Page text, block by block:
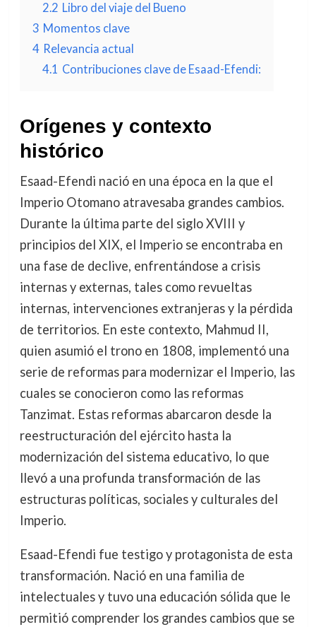
2.2 Libro del viaje del Bueno
3 Momentos clave
4 Relevancia actual
4.1 Contribuciones clave de Esaad-Efendi:
Orígenes y contexto
histórico
Esaad-Efendi nació en una época en la que el
Imperio Otomano atravesaba grandes cambios.
Durante la última parte del siglo XVIII y
principios del XIX, el Imperio se encontraba en
una fase de declive, enfrentándose a crisis
internas y externas, tales como revueltas
internas, intervenciones extranjeras y la pérdida
de territorios. En este contexto, Mahmud II,
quien asumió el trono en 1808, implementó una
serie de reformas para modernizar el Imperio, las
cuales se conocieron como las reformas
Tanzimat. Estas reformas abarcaron desde la
reestructuración del ejército hasta la
modernización del sistema educativo, lo que
llevó a una profunda transformación de las
estructuras políticas, sociales y culturales del
Imperio.
Esaad-Efendi fue testigo y protagonista de esta
transformación. Nació en una familia de
intelectuales y tuvo una educación sólida que le
permitió comprender los grandes cambios que se